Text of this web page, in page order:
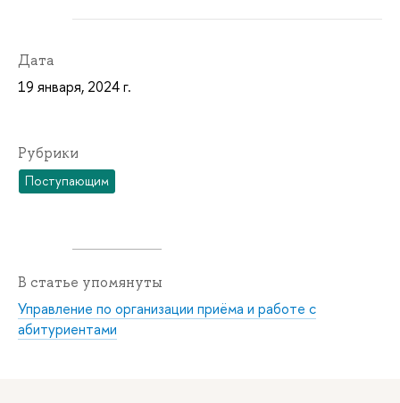
Дата
19 января, 2024 г.
Рубрики
Поступающим
В статье упомянуты
Управление по организации приёма и работе с
абитуриентами